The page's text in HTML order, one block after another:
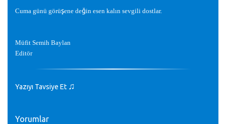
Cuma günü görüşene değin esen kalın sevgili dostlar.
Müfit Semih Baylan
Editör
Yazıyı Tavsiye Et ♫
Yorumlar